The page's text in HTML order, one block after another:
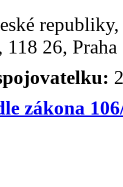
118 26,
zákona